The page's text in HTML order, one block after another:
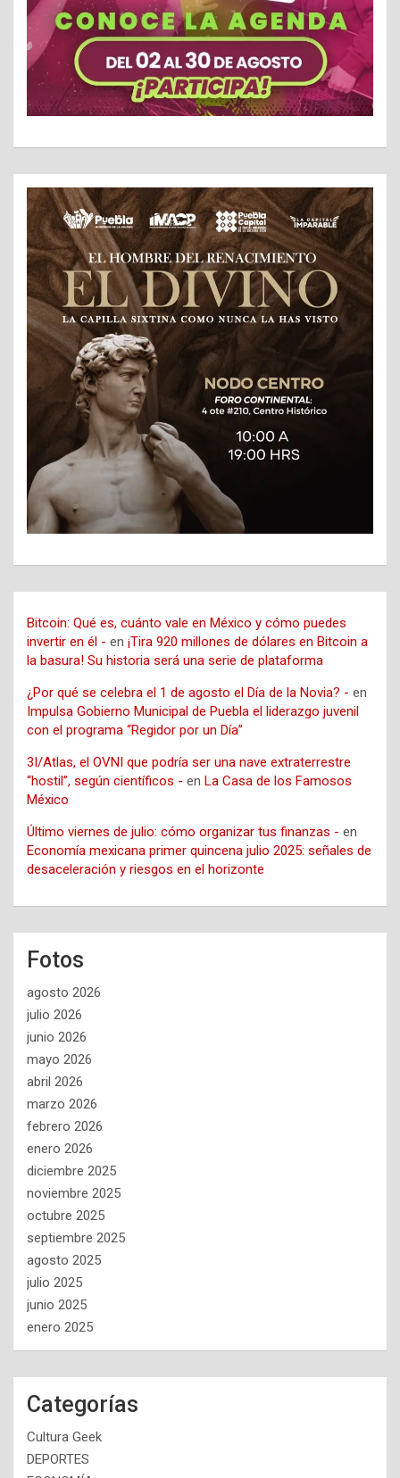
Bitcoin: Qué es, cuánto vale en México y cómo puedes
invertir en él - en ¡Tira 920 millones de dólares en Bitcoin a
la basura! Su historia será una serie de plataforma
¿Por qué se celebra el 1 de agosto el Día de la Novia? - en
Impulsa Gobierno Municipal de Puebla el liderazgo juvenil
con el programa “Regidor por un Día”
3I/Atlas, el OVNI que podría ser una nave extraterrestre
“hostil”, según científicos - en La Casa de los Famosos
México
Último viernes de julio: cómo organizar tus finanzas - en
Economía mexicana primer quincena julio 2025: señales de
desaceleración y riesgos en el horizonte
Fotos
agosto 2026
julio 2026
junio 2026
mayo 2026
abril 2026
marzo 2026
febrero 2026
enero 2026
diciembre 2025
noviembre 2025
octubre 2025
septiembre 2025
agosto 2025
julio 2025
junio 2025
enero 2025
Categorías
Cultura Geek
DEPORTES